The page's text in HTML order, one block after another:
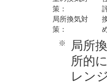
策：
局所換気対
策：
※
局所
所的
レン